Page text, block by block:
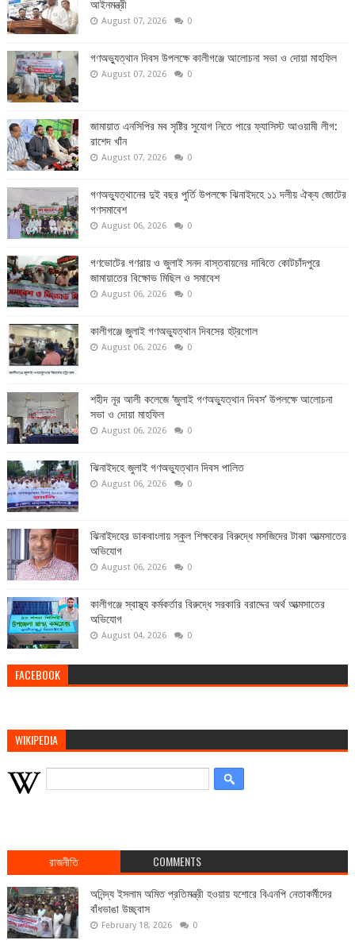
আইনমন্ত্রী
August 07, 2026 0
গণঅভ্যুত্থান দিবস উপলক্ষে কালীগঞ্জে আলোচনা সভা ও দোয়া মাহফিল
August 07, 2026 0
জামায়াত এনসিপির মব সৃষ্টির সুযোগ নিতে পারে ফ্যাসিস্ট আওয়ামী লীগ:
রাশেদ খাঁন
August 07, 2026 0
গণঅভ্যুত্থানের দুই বছর পুর্তি উপলক্ষে ঝিনাইদহে ১১ দলীয় ঐক্য জোটের
গণসমাবেশ
August 06, 2026 0
গণভোটের গণরায় ও জুলাই সনদ বাস্তবায়নের দাবিতে কোটচাঁদপুরে
জামায়াতের বিক্ষোভ মিছিল ও সমাবেশ
August 06, 2026 0
কালীগঞ্জে জুলাই গণঅভ্যুত্থান দিবসের হট্রগোল
August 06, 2026 0
শহীদ নূর আলী কলেজে ‘জুলাই গণঅভ্যুত্থান দিবস’ উপলক্ষে আলোচনা
সভা ও দোয়া মাহফিল
August 06, 2026 0
ঝিনাইদহে জুলাই গণঅভ্যুত্থান দিবস পালিত
August 06, 2026 0
ঝিনাইদহের ডাকবাংলায় স্কুল শিক্ষকের বিরুদ্ধে মসজিদের টাকা আত্মসাতের
অভিযোগ
August 06, 2026 0
কালীগঞ্জে স্বাস্থ্য কর্মকর্তার বিরুদ্ধে সরকারি বরাদ্দের অর্থ আত্মসাতের
অভিযোগ
August 04, 2026 0
FACEBOOK
WIKIPEDIA
রাজনীতি COMMENTS
অনিন্দ্য ইসলাম অমিত প্রতিমন্ত্রী হওয়ায় যশোরে বিএনপি নেতাকর্মীদের
বাঁধভাঙা উচ্ছ্বাস
February 18, 2026 0